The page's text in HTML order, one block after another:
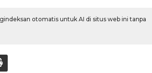
otomatis untuk AI di situs web ini tanpa